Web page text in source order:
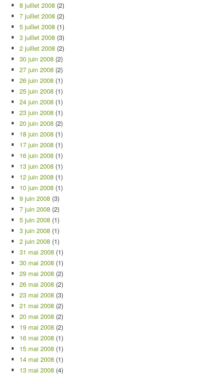
8 juillet 2008 (2)
7 juillet 2008 (2)
5 juillet 2008 (1)
3 juillet 2008 (3)
2 juillet 2008 (2)
30 juin 2008 (2)
27 juin 2008 (2)
26 juin 2008 (1)
25 juin 2008 (1)
24 juin 2008 (1)
23 juin 2008 (1)
20 juin 2008 (2)
18 juin 2008 (1)
17 juin 2008 (1)
16 juin 2008 (1)
13 juin 2008 (1)
12 juin 2008 (1)
10 juin 2008 (1)
9 juin 2008 (3)
7 juin 2008 (2)
5 juin 2008 (1)
3 juin 2008 (1)
2 juin 2008 (1)
31 mai 2008 (1)
30 mai 2008 (1)
29 mai 2008 (2)
26 mai 2008 (2)
23 mai 2008 (3)
21 mai 2008 (2)
20 mai 2008 (2)
19 mai 2008 (2)
16 mai 2008 (1)
15 mai 2008 (1)
14 mai 2008 (1)
13 mai 2008 (4)